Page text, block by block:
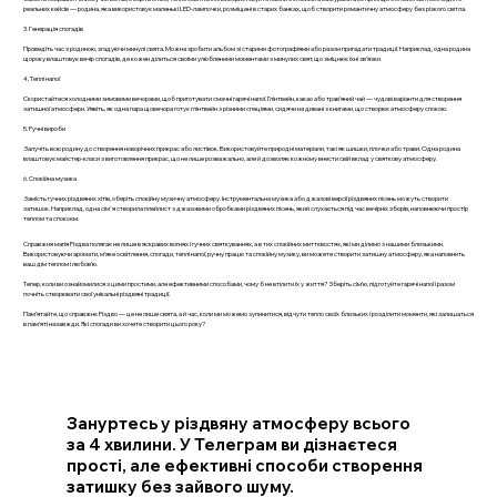
реальних кейсів — родина, яка використовує маленькі LED-лампочки, розміщені в старих банках, щоб створити романтичну атмосферу без різкого світла.
3. Генерація спогадів
Проведіть час з родиною, згадуючи минулі свята. Можна зробити альбом зі старими фотографіями або разом пригадати традиції. Наприклад, одна родина
щороку влаштовує вечір спогадів, де кожен ділиться своїми улюбленими моментами з минулих свят, що зміцнює їхні зв’язки.
4. Теплі напої
Скористайтеся холодними зимовими вечорами, щоб приготувати смачні гарячі напої. Глінтвейн, какао або трав’яний чай — чудові варіанти для створення
затишної атмосфери. Уявіть, як одна пара щовечора готує глінтвейн з різними спеціями, сидячи на дивані з книгами, що створює атмосферу спокою.
5. Ручні вироби
Залучіть всю родину до створення новорічних прикрас або листівок. Використовуйте природні матеріали, такі як шишки, гілочки або трави. Одна родина
влаштовує майстер-класи з виготовлення прикрас, що не лише розважально, але й дозволяє кожному внести свій вклад у святкову атмосферу.
6. Спокійна музика
Замість гучних різдвяних хітів, оберіть спокійну музичну атмосферу. Інструментальна музика або джазові версії різдвяних пісень можуть створити
затишок. Наприклад, одна сім'я створила плейлист з джазовими обробками різдвяних пісень, який слухається під час вечірніх зборів, наповнюючи простір
теплом та спокоєм.
Справжня магія Різдва полягає не лише в яскравих вогнях і гучних святкуваннях, а в тих спокійних миттєвостях, які ми ділимо з нашими близькими.
Використовуючи аромати, м’яке освітлення, спогади, теплі напої, ручну працю та спокійну музику, ви можете створити затишну атмосферу, яка наповнить
ваш дім теплом і любов’ю.
Тепер, коли ви ознайомилися з цими простими, але ефективними способами, чому б не втілити їх у життя? Зберіть сім’ю, підготуйте гарячі напої і разом
почніть створювати свої унікальні різдвяні традиції.
Пам’ятайте, що справжнє Різдво — це не лише свята, а й час, коли ми можемо зупинитися, відчути тепло своїх близьких і розділити моменти, які залишаться
в пам’яті назавжди. Які спогади ви хочете створити цього року?
Зануртесь у різдвяну атмосферу всього
за 4 хвилини. У Телеграм ви дізнаєтеся
прості, але ефективні способи створення
затишку без зайвого шуму.